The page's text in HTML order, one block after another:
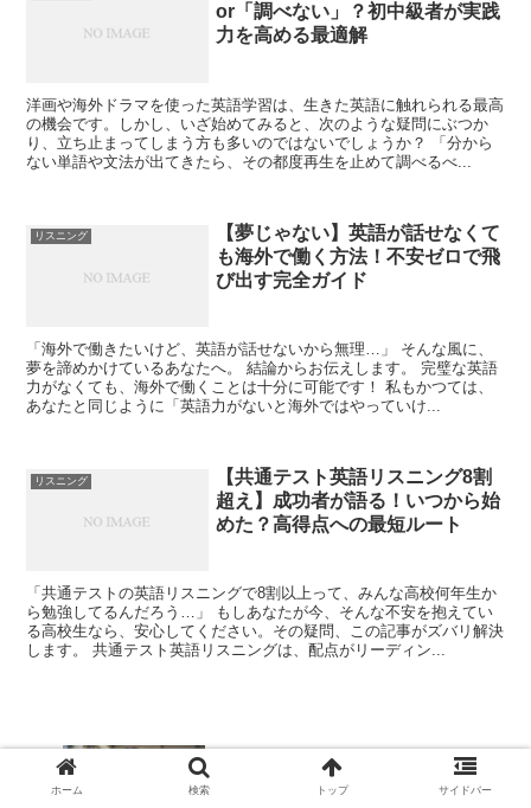
or「調べない」？初中級者が実践
力を高める最適解
洋画や海外ドラマを使った英語学習は、生きた英語に触れられる最高
の機会です。しかし、いざ始めてみると、次のような疑問にぶつか
り、立ち止まってしまう方も多いのではないでしょうか？ 「分から
ない単語や文法が出てきたら、その都度再生を止めて調べるべ...
リスニング
【夢じゃない】英語が話せなくて
も海外で働く方法！不安ゼロで飛
び出す完全ガイド
「海外で働きたいけど、英語が話せないから無理…」 そんな風に、
夢を諦めかけているあなたへ。 結論からお伝えします。 完璧な英語
力がなくても、海外で働くことは十分に可能です！ 私もかつては、
あなたと同じように「英語力がないと海外ではやっていけ...
リスニング
【共通テスト英語リスニング8割
超え】成功者が語る！いつから始
めた？高得点への最短ルート
「共通テストの英語リスニングで8割以上って、みんな高校何年生か
ら勉強してるんだろう…」 もしあなたが今、そんな不安を抱えてい
る高校生なら、安心してください。その疑問、この記事がズバリ解決
します。 共通テスト英語リスニングは、配点がリーディン...
英語が話せるのに日本の英語テストで満
点が取れないのはなぜ？【帰国子女のリ
ホーム 検索 トップ サイドバー